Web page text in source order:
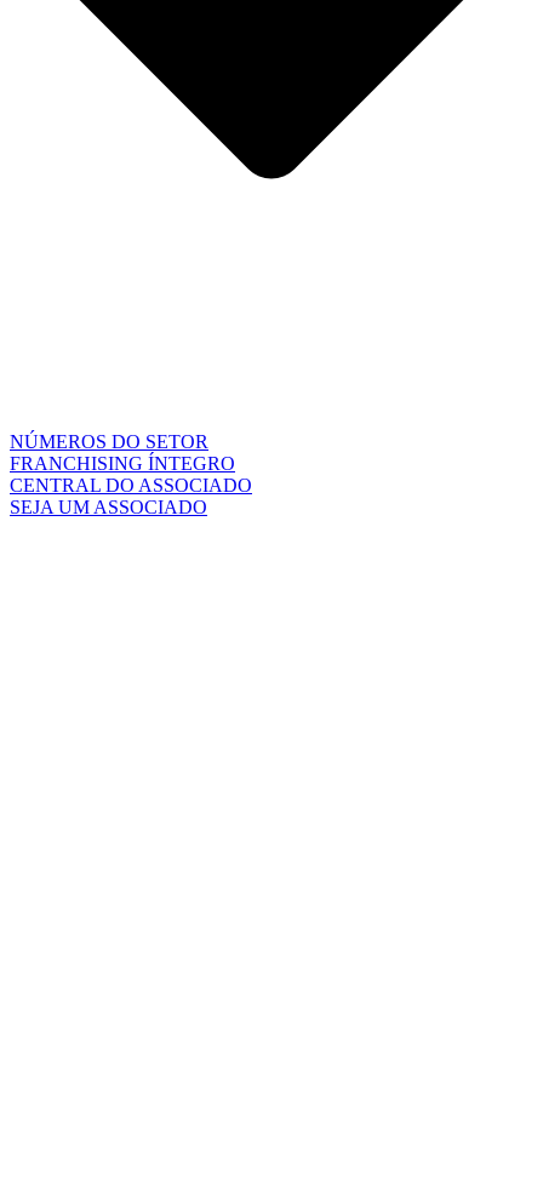
NÚMEROS DO SETOR
FRANCHISING ÍNTEGRO
CENTRAL DO ASSOCIADO
SEJA UM ASSOCIADO